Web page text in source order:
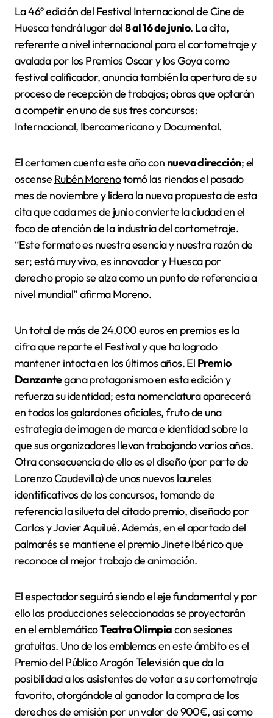
La 46º edición del Festival Internacional de Cine de
Huesca tendrá lugar del8 al 16 de junio. La cita,
referente a nivel internacional para el cortometraje y
avalada por los Premios Oscar y los Goya como
festival calificador, anuncia también la apertura de su
proceso de recepción de trabajos; obras que optarán
a competir en uno de sus tres concursos:
Internacional, Iberoamericano y Documental.
El certamen cuenta este año con nueva dirección; el
oscense Rubén Morenotomó las riendas el pasado
mes de noviembre y lidera la nueva propuesta de esta
cita que cada mes de junio convierte la ciudad en el
foco de atención de la industria del cortometraje.
“Este formato es nuestra esencia y nuestra razón de
ser; está muy vivo, es innovador y Huesca por
derecho propio se alza como un punto de referencia a
nivel mundial” afirma Moreno.
Un total de más de24.000 euros en premioses la
cifra que reparte el Festival y que ha logrado
mantener intacta en los últimos años. El Premio
Danzantegana protagonismo en esta edición y
refuerza su identidad; esta nomenclatura aparecerá
en todos los galardones oficiales, fruto de una
estrategia de imagen de marca e identidad sobre la
que sus organizadores llevan trabajando varios años.
Otra consecuencia de ello es el diseño (por parte de
Lorenzo Caudevilla) de unos nuevos laureles
identificativos de los concursos, tomando de
referencia la silueta del citado premio, diseñado por
Carlos y Javier Aquilué. Además, en el apartado del
palmarés se mantiene el premio Jinete Ibérico que
reconoce al mejor trabajo de animación.
El espectador seguirá siendo el eje fundamental y por
ello las producciones seleccionadas se proyectarán
en el emblemáticoTeatro Olimpiacon sesiones
gratuitas. Uno de los emblemas en este ámbito es el
Premio del Público Aragón Televisión que da la
posibilidad a los asistentes de votar a su cortometraje
favorito, otorgándole al ganador la compra de los
derechos de emisión por un valor de 900€, así como